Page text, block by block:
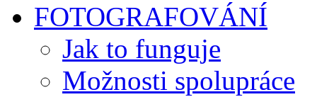
FOTOGRAFOVÁNÍ
Jak to funguje
Možnosti spolupráce